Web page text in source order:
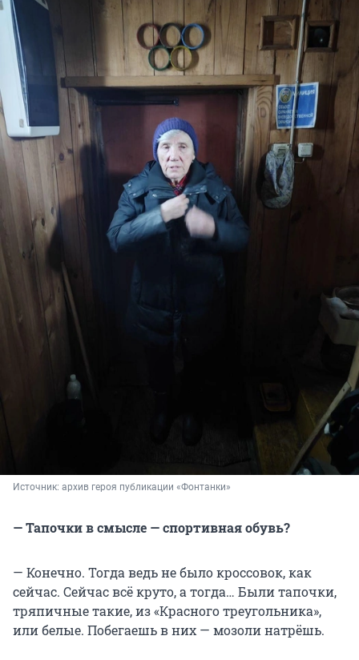
Источник: архив героя публикации «Фонтанки»
— Тапочки в смысле — спортивная обувь?
— Конечно. Тогда ведь не было кроссовок, как
сейчас. Сейчас всё круто, а тогда… Были тапочки,
тряпичные такие, из «Красного треугольника»,
или белые. Побегаешь в них — мозоли натрёшь.